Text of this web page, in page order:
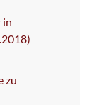
in
zu